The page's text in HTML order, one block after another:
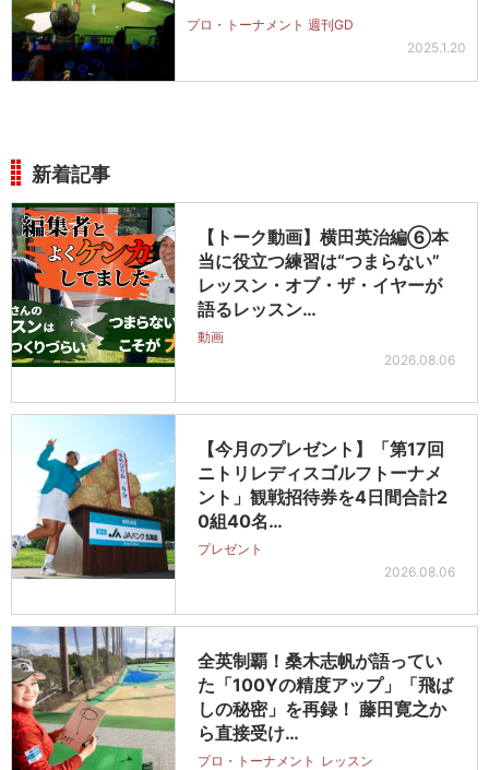
プロ・トーナメント 週刊GD
2025.1.20
新着記事
【トーク動画】横田英治編⑥本
当に役立つ練習は“つまらない”
レッスン・オブ・ザ・イヤーが
語るレッスン…
動画
2026.08.06
【今月のプレゼント】「第17回
ニトリレディスゴルフトーナメ
ント」観戦招待券を4日間合計2
0組40名…
プレゼント
2026.08.06
全英制覇！桑木志帆が語ってい
た「100Yの精度アップ」「飛ば
しの秘密」を再録！ 藤田寛之か
ら直接受け…
プロ・トーナメント レッスン